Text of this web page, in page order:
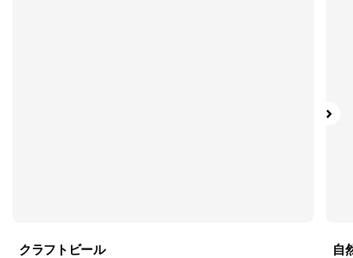
クラフトビール 自